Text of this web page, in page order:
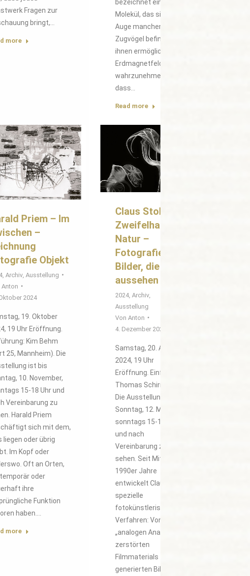
Fragen zur
bringt,…
more
bezeichnet ein
Molekül, das sich im
Auge mancher
Zugvögel befindet und
ihnen ermöglicht, das
Erdmagnetfeld so
wahrzunehmen,
dass…
Read more
Priem – Im
–
Objekt
, Archiv Ausstellung
Anton
2024
19. Oktober
19 Uhr Eröffnung.
Kim Behm
25, Mannheim). Die
ist bis
10. November,
15-18 Uhr und
Vereinbarung zu
Harald Priem
sich mit dem,
liegen oder übrig
Im Kopf oder
Oft an Orten,
oder
ihre
Funktion
haben.…
more
Claus Stolz –
Zweifelhafter
Natur –
Fotografie und
Bilder, die so
aussehen
2024, Archiv
Ausstellung
Von Anton
4. Dezember 2023
Samstag, 20. April
2024, 19 Uhr
Eröffnung. Einführung:
Thomas Schirmböck
Die Ausstellung ist bis
Sonntag, 12. Mai 2024,
sonntags 15-18 Uhr
und nach
Vereinbarung zu
sehen. Seit Mitte der
1990er Jahre
entwickelt Claus Stolz
spezielle
fotokünstlerische
Verfahren: Von der
„analogen Anarchie“
zerstörten
Filmmaterials zum KI-
generierten Bild –